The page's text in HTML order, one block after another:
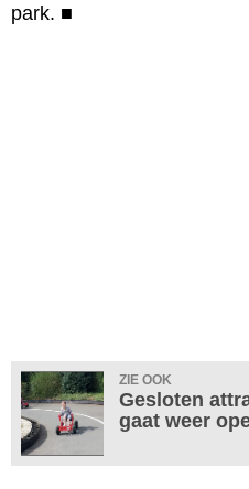
park. ■
ZIE OOK
Gesloten
gaat weer